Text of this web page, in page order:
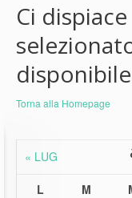
Ci
disponibile
Torna alla Homepage
« LUG
L M